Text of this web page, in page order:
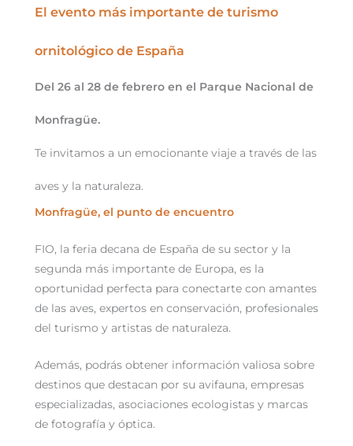
El evento más importante de turismo
ornitológico de España
Del 26 al 28 de febrero en el Parque Nacional de
Monfragüe.
Te invitamos a un emocionante viaje a través de las
aves y la naturaleza.
Monfragüe, el punto de encuentro
FIO, la feria decana de España de su sector y la
segunda más importante de Europa, es la
oportunidad perfecta para conectarte con amantes
de las aves, expertos en conservación, profesionales
del turismo y artistas de naturaleza.
Además, podrás obtener información valiosa sobre
destinos que destacan por su avifauna, empresas
especializadas, asociaciones ecologistas y marcas
de fotografía y óptica.